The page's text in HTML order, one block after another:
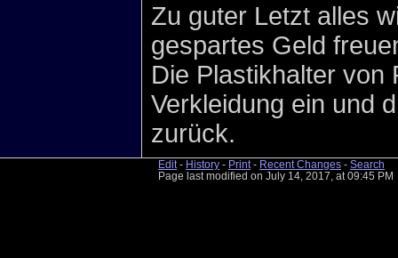
Zu guter Letzt alles
gespartes Geld
Die Plastikhalter von
Verkleidung ein und
zurück.
Edit- History - Print- Recent Changes - Search
Page last modified on July 14, 2017, at 09:45 PM